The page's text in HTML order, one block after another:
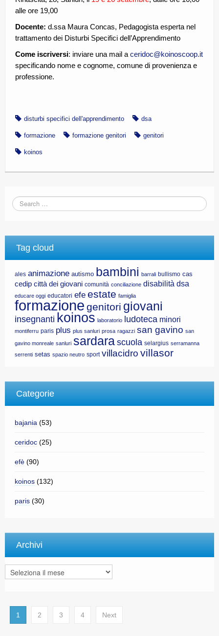
alle ore 19,00
Docente: d.ssa Maura Concas, Pedagogista esperta nel
trattamento dei Disturbi Specifici dell’Apprendimento
Come iscriversi: inviare una mail a ceridoc@koinoscoop.it
specificando nome e cognome, comune di provenienza e
professione.
disturbi specifici dell'apprendimento dsa
formazione formazione genitori genitori
koinos
Tag cloud
ales animazione autismo bambini barrali bullismo cas
cedip città dei giovani comunità conciliazione disabilità dsa
educare oggi educatori efe estate famiglia
formazione genitori giovani
insegnanti koinos laboratorio ludoteca minori
montiferru paris plus plus sanluri prosa ragazzi san gavino san
gavino monreale sanluri sardara scuola selargius serramanna
serrenti setas spazio neutro sport villacidro villasor
Categorie
bajania (53)
ceridoc (25)
efè (90)
koinos (132)
paris (30)
Archivi
Archivi
1 2 3 4 Next